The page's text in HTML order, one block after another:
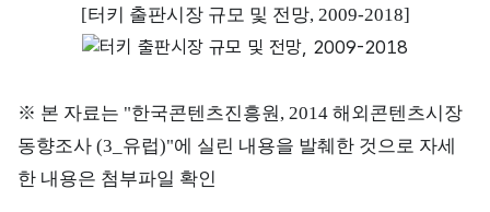
[터키 출판시장 규모 및 전망, 2009-2018]
※ 본 자료는 "한국콘텐츠진흥원, 2014 해외콘텐츠시장
동향조사 (3_유럽)"에 실린 내용을 발췌한 것으로 자세
한 내용은 첨부파일 확인